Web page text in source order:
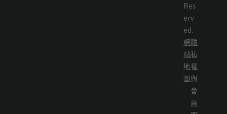
Res
erv
ed.
網
站
地
圖
隱
私
權
與
會
員